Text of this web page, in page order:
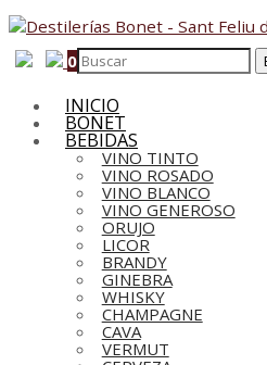
0
INICIO
BONET
BEBIDAS
VINO TINTO
VINO ROSADO
VINO BLANCO
VINO GENEROSO
ORUJO
LICOR
BRANDY
GINEBRA
WHISKY
CHAMPAGNE
CAVA
VERMUT